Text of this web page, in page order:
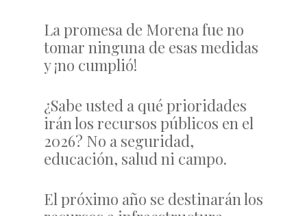
La promesa de Morena fue no
tomar ninguna de esas medidas
y ¡no cumplió!
¿Sabe usted a qué prioridades
irán los recursos públicos en el
2026? No a seguridad,
educación, salud ni campo.
El próximo año se destinarán los